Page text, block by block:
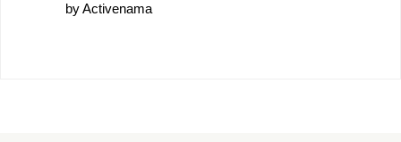
by Activenama